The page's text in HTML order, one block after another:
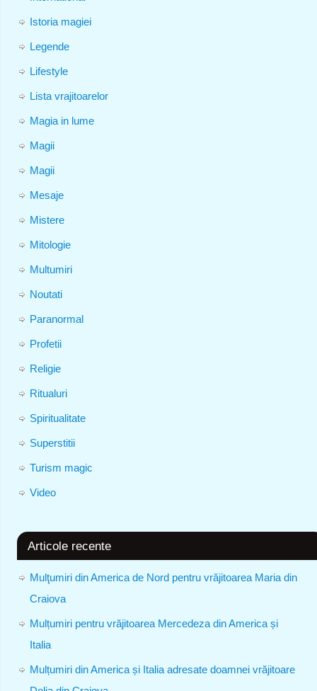
Istoria magiei
Legende
Lifestyle
Lista vrajitoarelor
Magia in lume
Magii
Magii
Mesaje
Mistere
Mitologie
Multumiri
Noutati
Paranormal
Profetii
Religie
Ritualuri
Spiritualitate
Superstitii
Turism magic
Video
Articole recente
Mulţumiri din America de Nord pentru vrăjitoarea Maria din
Craiova
Mulțumiri pentru vrăjitoarea Mercedeza din America și
Italia
Mulțumiri din America și Italia adresate doamnei vrăjitoare